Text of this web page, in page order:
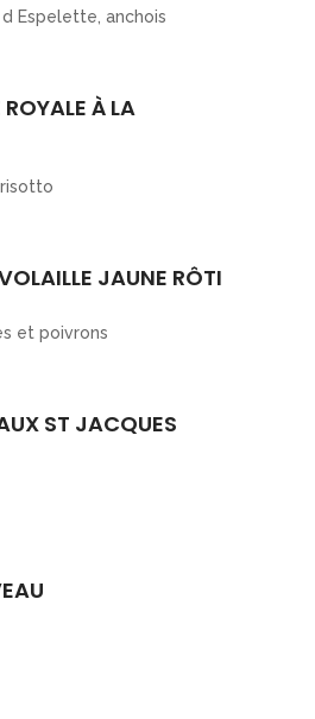
Espelette, anchois
À LA
JAUNE RÔTI
et poivrons
ST JACQUES